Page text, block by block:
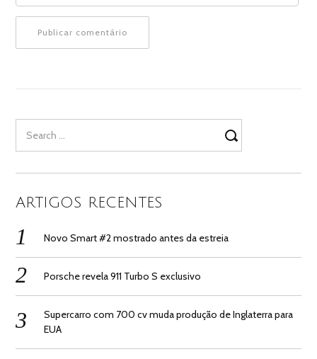
for:
ARTIGOS RECENTES
Novo Smart #2 mostrado antes da estreia
Porsche revela 911 Turbo S exclusivo
Supercarro com 700 cv muda produção de Inglaterra para
EUA